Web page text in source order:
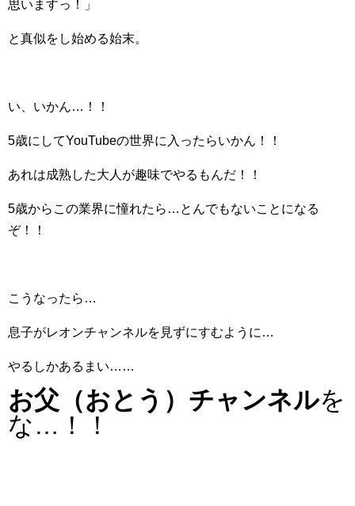
思いますっ！」
と真似をし始める始末。
い、いかん…！！
5歳にしてYouTubeの世界に入ったらいかん！！
あれは成熟した大人が趣味でやるもんだ！！
5歳からこの業界に憧れたら…とんでもないことになる
ぞ！！
こうなったら…
息子がレオンチャンネルを見ずにすむように…
やるしかあるまい……
お父（おとう）チャンネルを
な…！！